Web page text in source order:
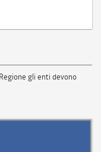
gli enti devono